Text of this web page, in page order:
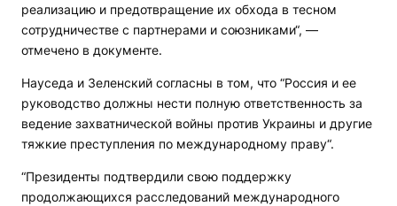
реализацию и предотвращение их обхода в тесном
сотрудничестве с партнерами и союзниками“, —
отмечено в документе.
Науседа и Зеленский согласны в том, что “Россия и ее
руководство должны нести полную ответственность за
ведение захватнической войны против Украины и другие
тяжкие преступления по международному праву“.
“Президенты подтвердили свою поддержку
продолжающихся расследований международного